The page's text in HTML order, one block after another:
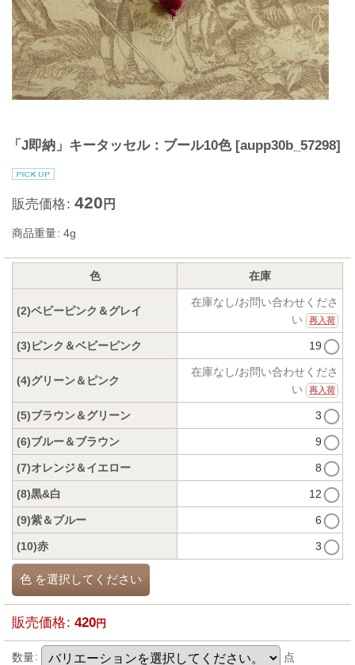
「J即納」キータッセル：ブール10色 [aupp30b_57298]
販売価格: 420 円
商品重量: 4g
色 在庫
(2)ベビーピンク＆グレイ
在庫なし/お問い合わせくださ
い
再入荷
(3)ピンク＆ベビーピンク 19
(4)グリーン＆ピンク
在庫なし/お問い合わせくださ
い
再入荷
(5)ブラウン＆グリーン 3
(6)ブルー＆ブラウン 9
(7)オレンジ＆イエロー 8
(8)黒&白 12
(9)紫＆ブルー 6
(10)赤 3
色 を選択してください
販売価格: 420円
数量: 点